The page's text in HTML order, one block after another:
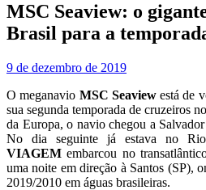
MSC Seaview: o
Brasil para a
9 de dezembro de 2019
O meganavio MSC Seaviewestá de
sua segunda temporada de cruzeiros
da Europa, o navio chegou a
No dia seguinte já estava no
VIAGEM embarcou no
uma noite em direção à Santos (SP),
2019/2010 em águas brasileiras.